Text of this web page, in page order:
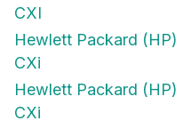
CXI
Hewlett Packard (HP)
CXi
Hewlett Packard (HP)
CXi